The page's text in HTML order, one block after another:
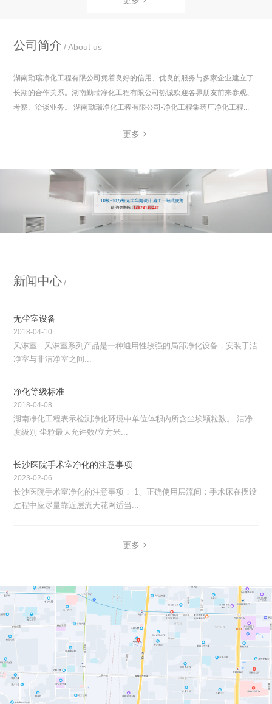
公司简介 About us
湖南勤瑞净化工程有限公司凭着良好的信用、优良的服务与多家企业建立了
长期的合作关系。湖南勤瑞净化工程有限公司热诚欢迎各界朋友前来参观、
考察、洽谈业务。 湖南勤瑞净化工程有限公司-净化工程集药厂净化工程...
更多
新闻中心
无尘室设备
2018-04-10
风淋室 风淋室系列产品是一种通用性较强的局部净化设备，安装于洁
净室与非洁净室之间...
净化等级标准
2018-04-08
湖南净化工程表示检测净化环境中单位体积内所含尘埃颗粒数。 洁净
度级别 尘粒最大允许数/立方米...
长沙医院手术室净化的注意事项
2023-02-06
长沙医院手术室净化的注意事项： 1、正确使用层流间：手术床在摆设
过程中应尽量靠近层流天花网适当...
更多